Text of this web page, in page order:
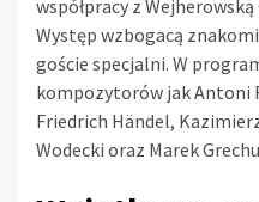
współpracy z
Występ wzbogacą
goście specjalni. W
kompozytorów jak Antoni
Friedrich Händel,
Wodecki oraz Marek